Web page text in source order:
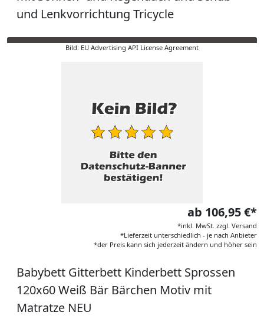
und Lenkvorrichtung Tricycle
Bild: EU Advertising API License Agreement
ab 106,95 €*
*inkl. MwSt. zzgl. Versand
*Lieferzeit unterschiedlich - je nach Anbieter
*der Preis kann sich jederzeit ändern und höher sein
Babybett Gitterbett Kinderbett Sprossen
120x60 Weiß Bär Bärchen Motiv mit
Matratze NEU